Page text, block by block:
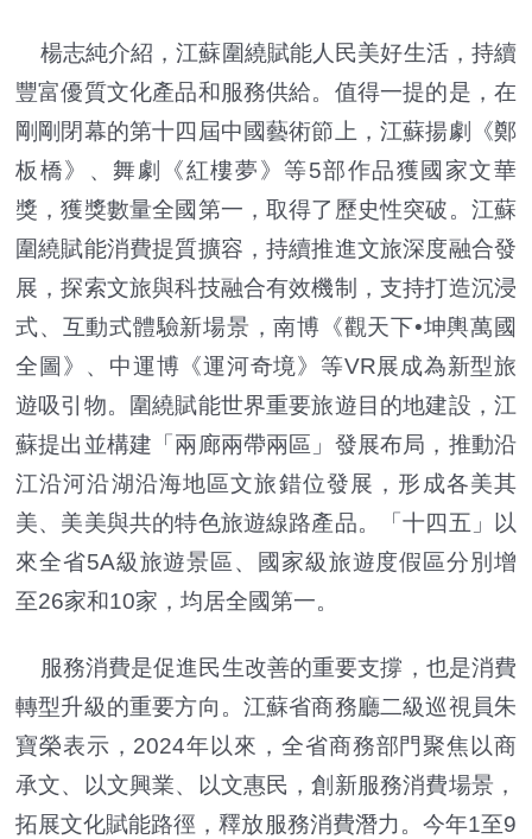
楊志純介紹，江蘇圍繞賦能人民美好生活，持續
豐富優質文化產品和服務供給。值得一提的是，在
剛剛閉幕的第十四屆中國藝術節上，江蘇揚劇《鄭
板橋》、舞劇《紅樓夢》等5部作品獲國家文華
獎，獲獎數量全國第一，取得了歷史性突破。江蘇
圍繞賦能消費提質擴容，持續推進文旅深度融合發
展，探索文旅與科技融合有效機制，支持打造沉浸
式、互動式體驗新場景，南博《觀天下•坤輿萬國
全圖》、中運博《運河奇境》等VR展成為新型旅
遊吸引物。圍繞賦能世界重要旅遊目的地建設，江
蘇提出並構建「兩廊兩帶兩區」發展布局，推動沿
江沿河沿湖沿海地區文旅錯位發展，形成各美其
美、美美與共的特色旅遊線路產品。「十四五」以
來全省5A級旅遊景區、國家級旅遊度假區分別增
至26家和10家，均居全國第一。
服務消費是促進民生改善的重要支撐，也是消費
轉型升級的重要方向。江蘇省商務廳二級巡視員朱
寶榮表示，2024年以來，全省商務部門聚焦以商
承文、以文興業、以文惠民，創新服務消費場景，
拓展文化賦能路徑，釋放服務消費潛力。今年1至9